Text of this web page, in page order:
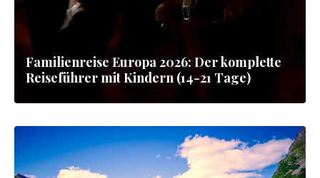
Familienreise Europa 2026: Der komplette
Reiseführer mit Kindern (14-21 Tage)